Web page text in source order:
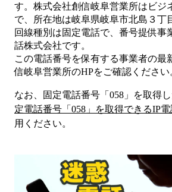
す。 株式会社創信岐阜営業所は ビジ
で、所在地は岐阜県岐阜市北島３丁
回線種別は固定電話で、番号提供事
話株式会社です。
この電話番号を保有する事業者の最
信岐阜営業所のHPをご確認ください
なお、固定電話番号「 058 」を取得
定電話番号「 058 」を取得できるIP
用ください。